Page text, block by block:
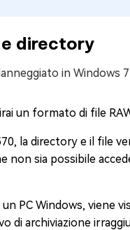
e directory
in Windows
un formato di file
la directory e il file
non sia possibile
PC Windows, viene
di archiviazione